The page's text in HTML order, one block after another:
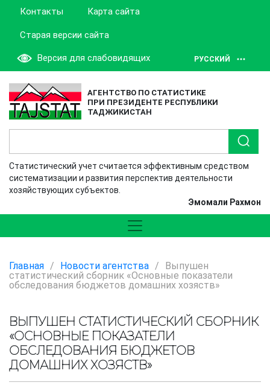
Контакты Карта сайта
Старая версии сайта
Версия для слабовидящих РУССКИЙ
АГЕНТСТВО ПО СТАТИСТИКЕ
ПРИ ПРЕЗИДЕНТЕ РЕСПУБЛИКИ
ТАДЖИКИСТАН
Статистический учет считается эффективным средством
систематизации и развития перспектив деятельности
хозяйствующих субъектов.
Эмомали Рахмон
Главная / Новости агентства /
Выпушен
статистический сборник «Основные показатели
обследования бюджетов домашних хозяств»
ВЫПУШЕН СТАТИСТИЧЕСКИЙ СБОРНИК
«ОСНОВНЫЕ ПОКАЗАТЕЛИ
ОБСЛЕДОВАНИЯ БЮДЖЕТОВ
ДОМАШНИХ ХОЗЯСТВ»